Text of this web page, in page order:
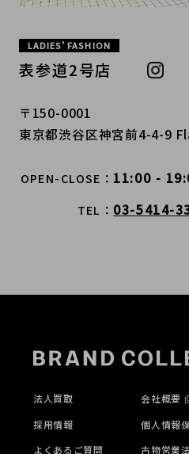
LADIES’ FASHION
表参道2号店
〒150-0001
東京都渋谷区神宮前4-4-9
OPEN-CLOSE 11:00 -
TEL 03-5414-
法人買取
採用情報
よくあるご質問
会社概要
個人情報
古物営業